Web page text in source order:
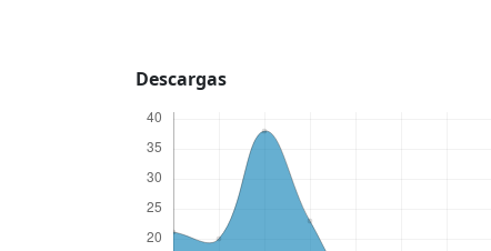
Descargas